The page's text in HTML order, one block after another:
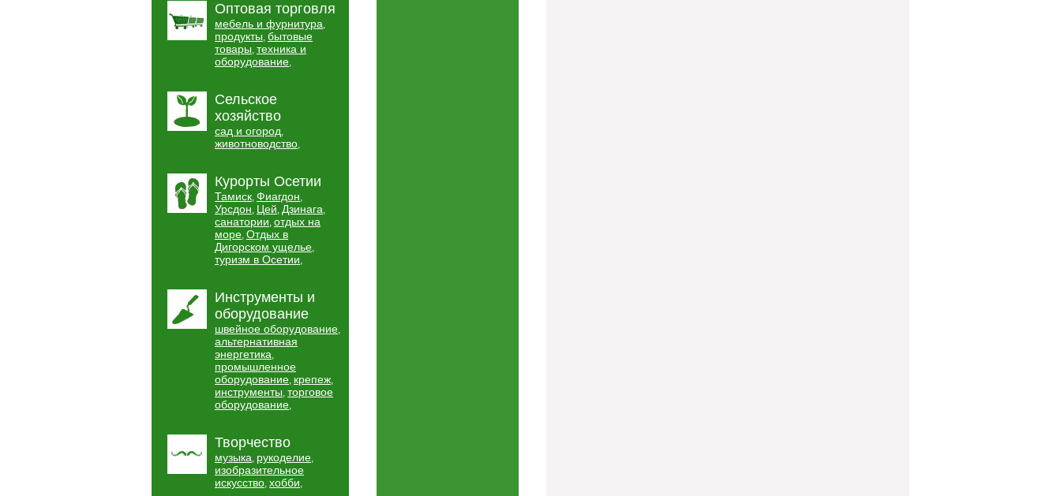
Оптовая торговля
мебель и фурнитура,
продукты, бытовые
товары, техника и
оборудование,
Сельское
хозяйство
сад и огород,
животноводство,
Курорты Осетии
Тамиск, Фиагдон,
Урсдон, Цей, Дзинага,
санатории, отдых на
море, Отдых в
Дигорском ущелье,
туризм в Осетии,
Инструменты и
оборудование
швейное оборудование,
альтернативная
энергетика,
промышленное
оборудование, крепеж,
инструменты, торговое
оборудование,
Творчество
музыка, рукоделие,
изобразительное
искусство, хобби,